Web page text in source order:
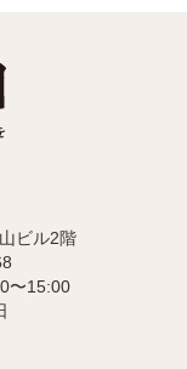
ビル2階
〜15:00